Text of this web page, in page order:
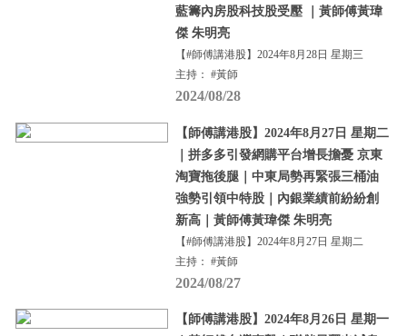
藍籌內房股科技股受壓 ｜黃師傅黃瑋
傑 朱明亮
【#師傅講港股】2024年8月28日 星期三
主持： #黃師
2024/08/28
【師傅講港股】2024年8月27日 星期二
｜拼多多引發網購平台增長擔憂 京東
淘寶拖後腿｜中東局勢再緊張三桶油
強勢引領中特股｜內銀業績前紛紛創
新高｜黃師傅黃瑋傑 朱明亮
【#師傅講港股】2024年8月27日 星期二
主持： #黃師
2024/08/27
【師傅講港股】2024年8月26日 星期一